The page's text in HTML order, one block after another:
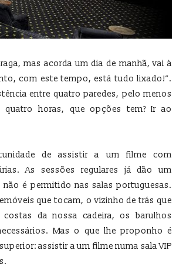
mas acorda um dia de manhã, vai à
com este tempo, está tudo lixado!”.
entre quatro paredes, pelo menos
horas, que opções tem? Ir ao
de assistir a um filme com
As sessões regulares já dão um
é permitido nas salas portuguesas.
que tocam, o vizinho de trás que
da nossa cadeira, os barulhos
Mas o que lhe proponho é
assistir a um filme numa sala VIP